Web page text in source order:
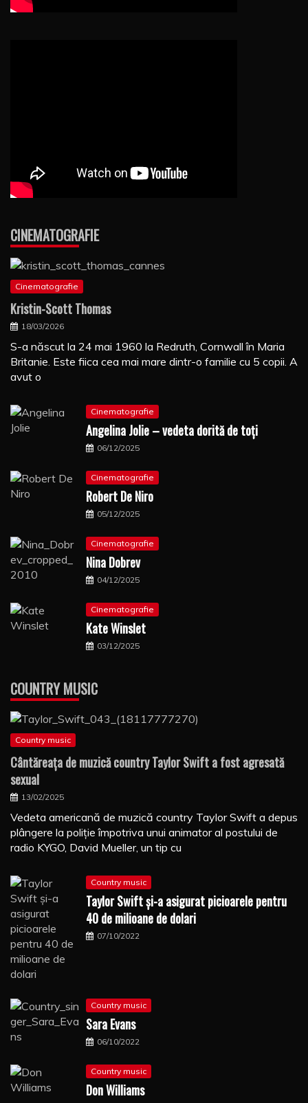
CINEMATOGRAFIE
Cinematografie
Kristin-Scott Thomas
18/03/2026
S-a născut la 24 mai 1960 la Redruth, Cornwall în Maria
Britanie. Este fiica cea mai mare dintr-o familie cu 5 copii. A
avut o
Cinematografie
Angelina Jolie – vedeta dorită de toți
06/12/2025
Cinematografie
Robert De Niro
05/12/2025
Cinematografie
Nina Dobrev
04/12/2025
Cinematografie
Kate Winslet
03/12/2025
COUNTRY MUSIC
Country music
Cântăreaţa de muzică country Taylor Swift a fost agresată
sexual
13/02/2025
Vedeta americană de muzică country Taylor Swift a depus
plângere la poliţie împotriva unui animator al postului de
radio KYGO, David Mueller, un tip cu
Country music
Taylor Swift şi-a asigurat picioarele pentru
40 de milioane de dolari
07/10/2022
Country music
Sara Evans
06/10/2022
Country music
Don Williams